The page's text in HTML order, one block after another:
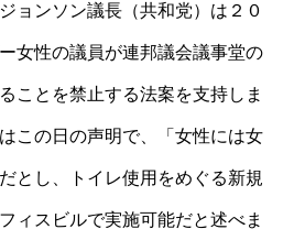
ョンソン議長（共和党）は２０
女性の議員が連邦議会議事堂の
ことを禁止する法案を支持しま
この日の声明で、「女性には女
とし、トイレ使用をめぐる新規
ィスビルで実施可能だと述べま